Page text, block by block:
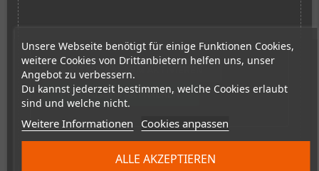
Unsere Webseite benötigt für einige Funktionen Cookies,
weitere Cookies von Drittanbietern helfen uns, unser
Angebot zu verbessern.
Du kannst jederzeit bestimmen, welche Cookies erlaubt
sind und welche nicht.
Weitere Informationen Cookies anpassen
ALLE AKZEPTIEREN
BESTANDSALARM AKTIVIEREN
PREISALARM AKTIVIEREN